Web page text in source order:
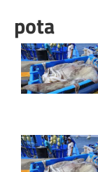
pota